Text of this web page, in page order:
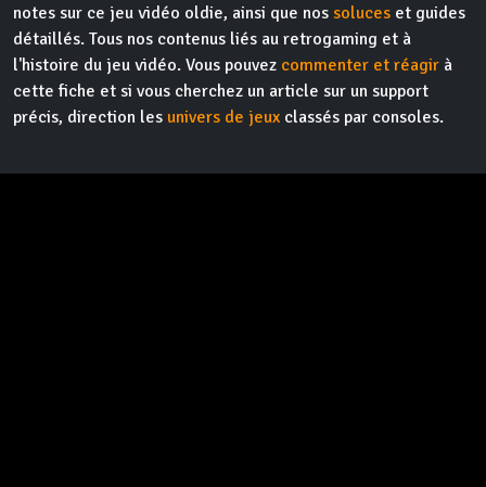
notes sur ce jeu vidéo oldie, ainsi que nos soluces et guides
détaillés. Tous nos contenus liés au retrogaming et à
l'histoire du jeu vidéo. Vous pouvez commenter et réagir à
cette fiche et si vous cherchez un article sur un support
précis, direction les univers de jeux classés par consoles.